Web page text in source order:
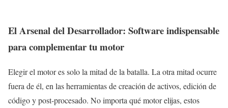
El Arsenal del Desarrollador: Software indispensable
para complementar tu motor
Elegir el motor es solo la mitad de la batalla. La otra mitad ocurre
fuera de él, en las herramientas de creación de activos, edición de
código y post-procesado. No importa qué motor elijas, estos